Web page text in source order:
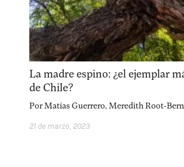
La madre espino: ¿el ejemplar
de Chile?
Por Matías Guerrero, Meredith Root-
21 de marzo, 2023